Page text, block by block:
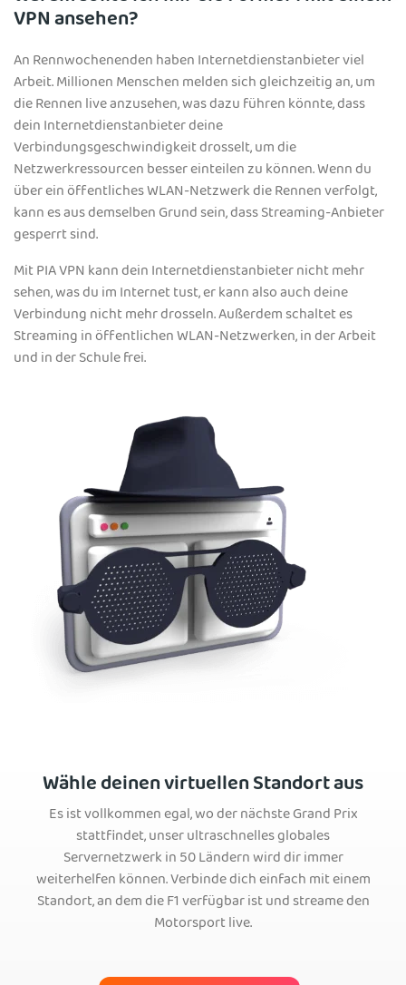
VPN ansehen?
An Rennwochenenden haben Internetdienstanbieter viel
Arbeit. Millionen Menschen melden sich gleichzeitig an, um
die Rennen live anzusehen, was dazu führen könnte, dass
dein Internetdienstanbieter deine
Verbindungsgeschwindigkeit drosselt, um die
Netzwerkressourcen besser einteilen zu können. Wenn du
über ein öffentliches WLAN-Netzwerk die Rennen verfolgt,
kann es aus demselben Grund sein, dass Streaming-Anbieter
gesperrt sind.
Mit PIA VPN kann dein Internetdienstanbieter nicht mehr
sehen, was du im Internet tust, er kann also auch deine
Verbindung nicht mehr drosseln. Außerdem schaltet es
Streaming in öffentlichen WLAN-Netzwerken, in der Arbeit
und in der Schule frei.
Wähle deinen virtuellen Standort aus
Es ist vollkommen egal, wo der nächste Grand Prix
stattfindet, unser ultraschnelles globales
Servernetzwerk in 50 Ländern wird dir immer
weiterhelfen können. Verbinde dich einfach mit einem
Standort, an dem die F1 verfügbar ist und streame den
Motorsport live.